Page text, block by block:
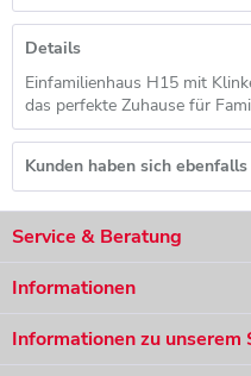
Details
Einfamilienhaus H15 mit
das perfekte Zuhause für
Kunden haben sich
Service & Beratung
Informationen
Informationen zu unserem